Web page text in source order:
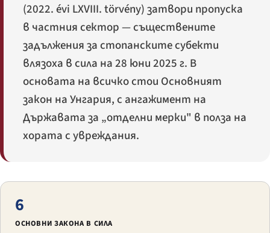
(2022. évi LXVIII. törvény) затвори пропуска
в частния сектор — съществените
задължения за стопанските субекти
влязоха в сила на 28 юни 2025 г. В
основата на всичко стои Основният
закон на Унгария, с ангажимент на
Държавата за „отделни мерки" в полза на
хората с увреждания.
6
ОСНОВНИ ЗАКОНА В СИЛА